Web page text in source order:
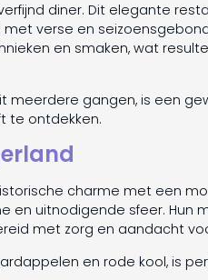
diner. Dit elegante
verse en
en smaken, wat
meerdere gangen, is een
te ontdekken.
charme met een
uitnodigende sfeer. Hun
met zorg en aandacht
en rode kool, is